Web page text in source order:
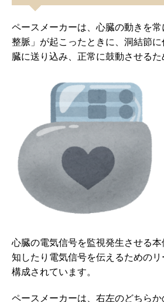
ペースメーカーは、心臓の動きを
整脈」が起こったときに、洞結節
臓に送り込み、正常に鼓動させるた
心臓の電気信号を監視発生させる
知したり電気信号を伝えるための
構成されています。
ペースメーカーは、右左のどちら